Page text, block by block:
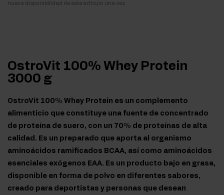
nueva disponibilidad de este artículo una vez.
OstroVit 100% Whey Protein
3000 g
OstroVit 100% Whey Protein es un complemento
alimenticio que constituye una fuente de concentrado
de proteína de suero, con un 70% de proteínas de alta
calidad. Es un preparado que aporta al organismo
aminoácidos ramificados BCAA, así como aminoácidos
esenciales exógenos EAA. Es un producto bajo en grasa,
disponible en forma de polvo en diferentes sabores,
creado para deportistas y personas que desean